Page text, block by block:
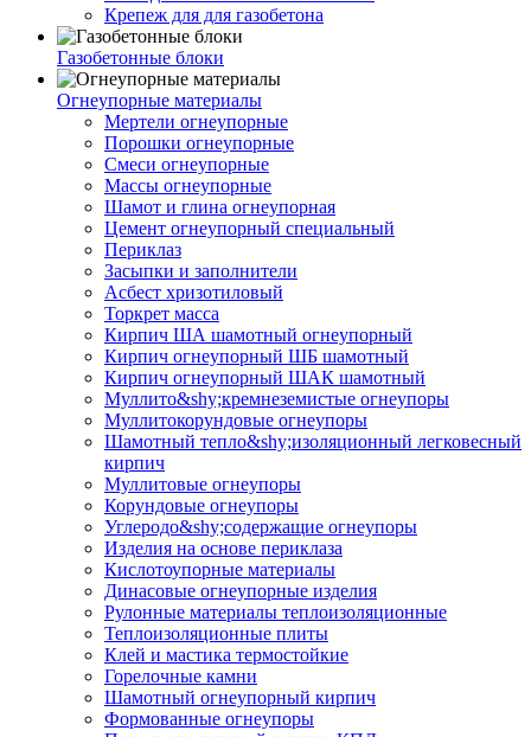
Крепеж для для газобетона
Газобетонные блоки
Огнеупорные материалы
Мертели огнеупорные
Порошки огнеупорные
Смеси огнеупорные
Массы огнеупорные
Шамот и глина огнеупорная
Цемент огнеупорный специальный
Периклаз
Засыпки и заполнители
Асбест хризотиловый
Торкрет масса
Кирпич ША шамотный огнеупорный
Кирпич огнеупорный ШБ шамотный
Кирпич огнеупорный ШАК шамотный
Муллито&shy;­кремнеземистые огнеупоры
Муллито­корундовые огнеупоры
Шамотный тепло&shy;изоляционный легковесный
кирпич
Муллитовые огнеупоры
Корундовые огнеупоры
Углеродо&shy;содержащие огнеупоры
Изделия на основе периклаза
Кислотоупорные материалы
Динасовые огнеупорные изделия
Рулонные материалы теплоизоляционные
Тепло­изоляционные плиты
Клей и мастика термостойкие
Горелочные камни
Шамотный огнеупорный кирпич
Формованные огнеупоры